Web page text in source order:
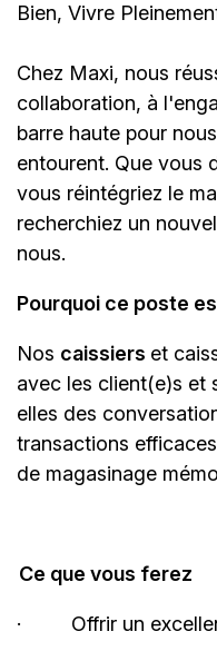
Bien, Vivre
Chez Maxi, nous
collaboration, à
barre haute pour
entourent. Que vous
vous réintégriez le
recherchiez un
nous.
Pourquoi ce poste
Nos caissiers et
avec les client(e)s et
elles des
transactions
de magasinage
Ce que vous ferez
· Offrir un